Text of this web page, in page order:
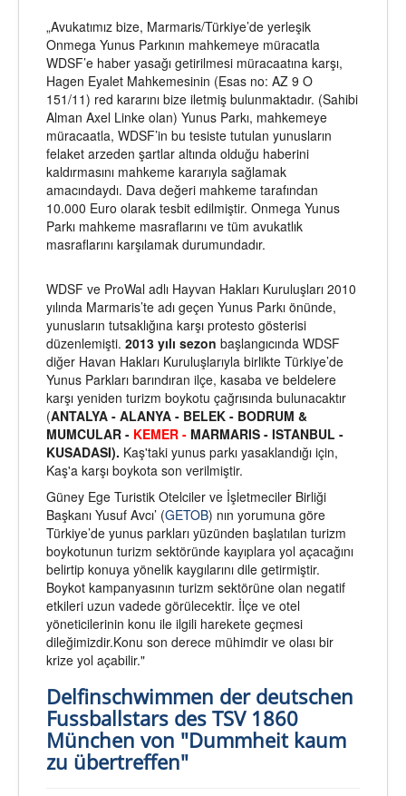
„Avukatımız bize, Marmaris/Türkiye’de yerleşik
Onmega Yunus Parkının mahkemeye müracatla
WDSF’e haber yasağı getirilmesi müracaatına karşı,
Hagen Eyalet Mahkemesinin (Esas no: AZ 9 O
151/11) red kararını bize iletmiş bulunmaktadır. (Sahibi
Alman Axel Linke olan) Yunus Parkı, mahkemeye
müracaatla, WDSF’in bu tesiste tutulan yunusların
felaket arzeden şartlar altında olduğu haberini
kaldırmasını mahkeme kararıyla sağlamak
amacındaydı. Dava değeri mahkeme tarafından
10.000 Euro olarak tesbit edilmiştir. Onmega Yunus
Parkı mahkeme masraflarını ve tüm avukatlık
masraflarını karşılamak durumundadır.
WDSF ve ProWal adlı Hayvan Hakları Kuruluşları 2010
yılında Marmaris’te adı geçen Yunus Parkı önünde,
yunusların tutsaklığına karşı protesto gösterisi
düzenlemişti. 2013 yılı sezon başlangıcında WDSF
diğer Havan Hakları Kuruluşlarıyla birlikte Türkiye’de
Yunus Parkları barındıran ilçe, kasaba ve beldelere
karşı yeniden turizm boykotu çağrısında bulunacaktır
(ANTALYA - ALANYA - BELEK - BODRUM &
MUMCULAR - KEMER - MARMARIS - ISTANBUL -
KUSADASI). Kaş'taki yunus parkı yasaklandığı için,
Kaş'a karşı boykota son verilmiştir.
Güney Ege Turistik Otelciler ve İşletmeciler Birliği
Başkanı Yusuf Avcı’ (GETOB) nın yorumuna göre
Türkiye’de yunus parkları yüzünden başlatılan turizm
boykotunun turizm sektöründe kayıplara yol açacağını
belirtip konuya yönelik kaygılarını dile getirmiştir.
Boykot kampanyasının turizm sektörüne olan negatif
etkileri uzun vadede görülecektir. İlçe ve otel
yöneticilerinin konu ile ilgili harekete geçmesi
dileğimizdir.Konu son derece mühimdir ve olası bir
krize yol açabilir."
Delfinschwimmen der deutschen
Fussballstars des TSV 1860
München von "Dummheit kaum
zu übertreffen"